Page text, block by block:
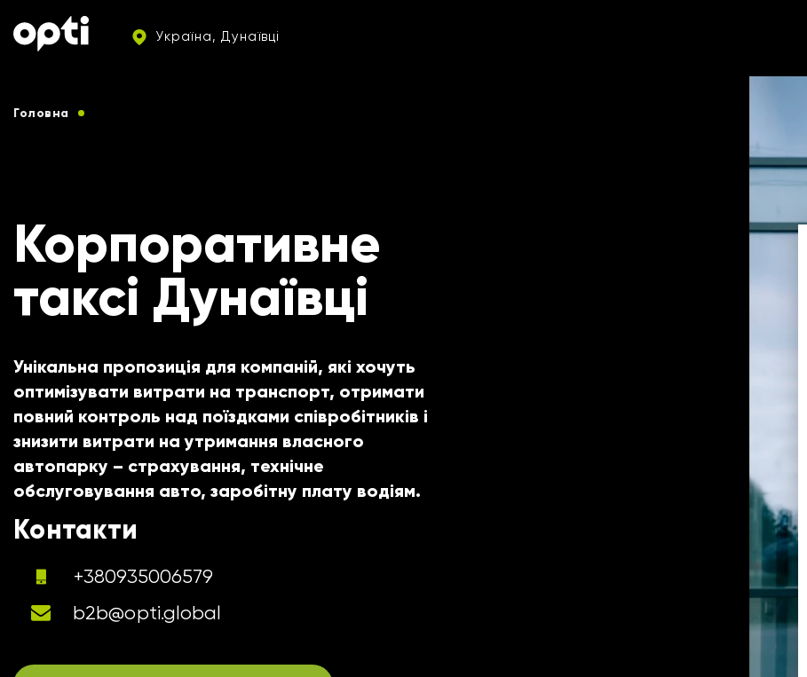
Україна, Дунаївці
Головна
Корпоративне
таксі Дунаївці
Унікальна пропозиція для компаній, які хочуть
оптимізувати витрати на транспорт, отримати
повний контроль над поїздками співробітників і
знизити витрати на утримання власного
автопарку – страхування, технічне
обслуговування авто, заробітну плату водіям.
Контакти
+380935006579
b2b@opti.global